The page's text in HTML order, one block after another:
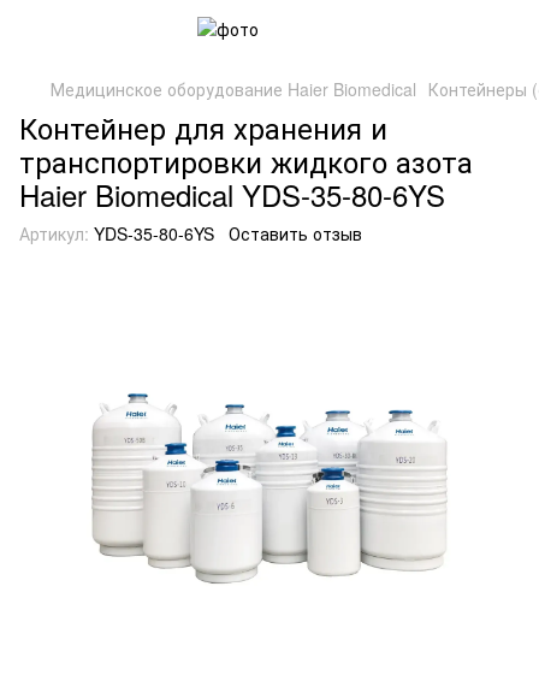
Медицинское оборудование Haier Biomedical Контейнеры
Контейнер для хранения и
транспортировки жидкого азота
Haier Biomedical YDS-35-80-6YS
Артикул: YDS-35-80-6YS Оставить отзыв